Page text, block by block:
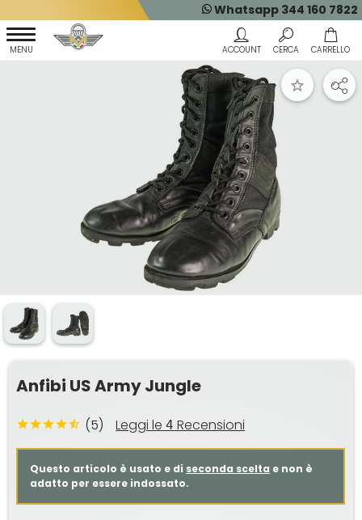
Whatsapp 344 160 7822
Anfibi US Army Jungle
(5) Leggi le4 Recensioni
Questo articolo è usato e di seconda scelta e non è
adatto per essere indossato.